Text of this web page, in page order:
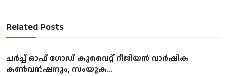
Related Posts
ചർച്ച് ഓഫ് ഗോഡ് കുവൈറ്റ്‌ റീജിയൻ വാർഷിക
കൺവൻഷനും, സംയുക...